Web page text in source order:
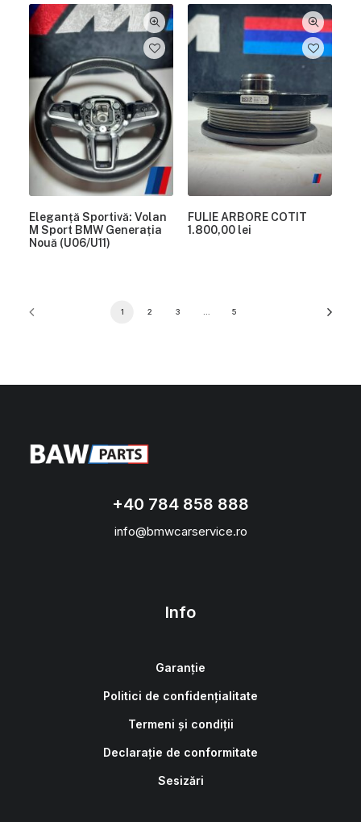
Eleganță Sportivă: Volan
M Sport BMW Generația
Nouă (U06/U11)
FULIE ARBORE COTIT
1.800,00 lei
1 2 3 5
+40 784 858 888
info@bmwcarservice.ro
Info
Garanție
Politici de confidențialitate
Termeni și condiții
Declarație de conformitate
Sesizări